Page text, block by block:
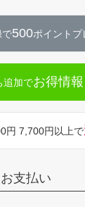
で500ポイントプ
追加でお得情
円 7,700円以上で
お支払い